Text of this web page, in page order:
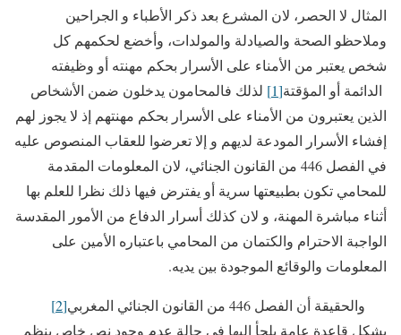
المثال لا الحصر، لان المشرع بعد ذكر الأطباء و الجراحين
وملاحظو الصحة والصيادلة والمولدات، وأخضع لحكمهم كل
شخص يعتبر من الأمناء على الأسرار بحكم مهنته أو وظيفته
الدائمة أو المؤقتة[1]
لذلك فالمحامون يدخلون ضمن الأشخاص
الذين يعتبرون من الأمناء على الأسرار بحكم مهنتهم إذ لا يجوز لهم
إفشاء الأسرار المودعة لديهم و إلا تعرضوا للعقاب المنصوص عليه
في الفصل 446 من القانون الجنائي، لان المعلومات المقدمة
للمحامي تكون بطبيعتها سرية أو يفترض فيها ذلك نظرا للعلم بها
أثناء مباشرة المهنة، و لان كذلك أسرار الدفاع من الأمور المقدسة
الواجبة الاحترام والكتمان من المحامي باعتباره الأمين على
المعلومات والوقائع الموجودة بين يديه.
والحقيقة أن الفصل 446 من القانون الجنائي المغربي
[2]
يشكل قاعدة عامة يلجأ إليها في حالة عدم وجود نص خاص ينظم